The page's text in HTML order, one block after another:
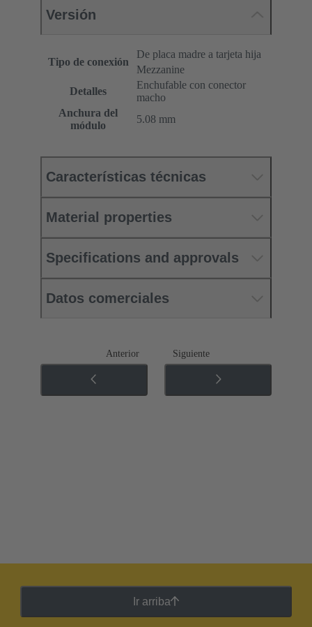
Versión
Tipo de conexión
De placa madre a tarjeta hija
Mezzanine
Detalles
Enchufable con conector
macho
Anchura del
módulo
5.08 mm
Características técnicas
Material properties
Specifications and approvals
Datos comerciales
Anterior Siguiente
Ir arriba